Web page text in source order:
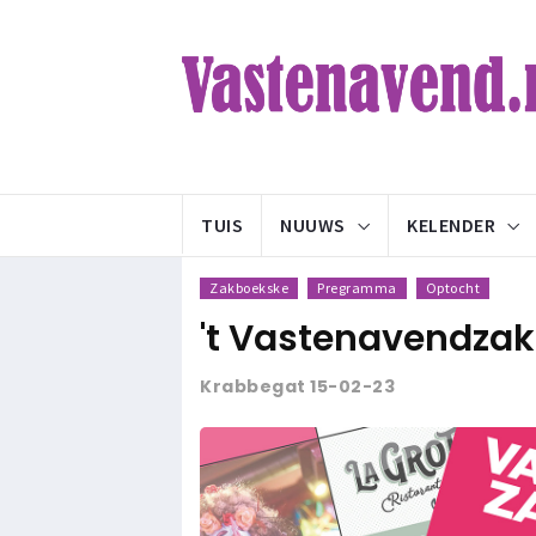
TUIS NUUWS KELENDER
Zakboekske Pregramma Optocht
't
Krabbegat 15-02-23